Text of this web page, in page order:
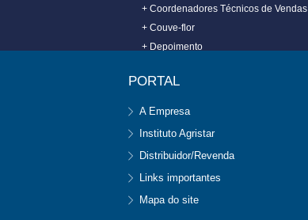
+ Coordenadores Técnicos de Vendas
+ Couve-flor
+ Depoimento
+ Dia de Campo
+ Encontro dos Técnicos
+ Especialidades
+ ETEC
+ Evento
PORTAL
A Empresa
Instituto Agristar
Distribuidor/Revenda
Links importantes
Mapa do site